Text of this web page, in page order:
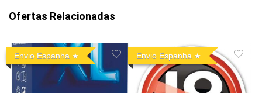
Ofertas Relacionadas
Envio Espanha Envio Espanha